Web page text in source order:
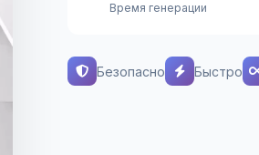
Время генерации
Безопасно Быстро